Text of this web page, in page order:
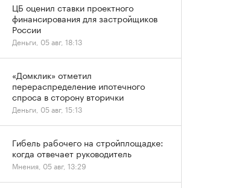
ЦБ оценил ставки проектного
финансирования для застройщиков
России
Деньги, 05 авг, 18:13
«Домклик» отметил
перераспределение ипотечного
спроса в сторону вторички
Деньги, 05 авг, 15:13
Гибель рабочего на стройплощадке:
когда отвечает руководитель
Мнения, 05 авг, 13:29